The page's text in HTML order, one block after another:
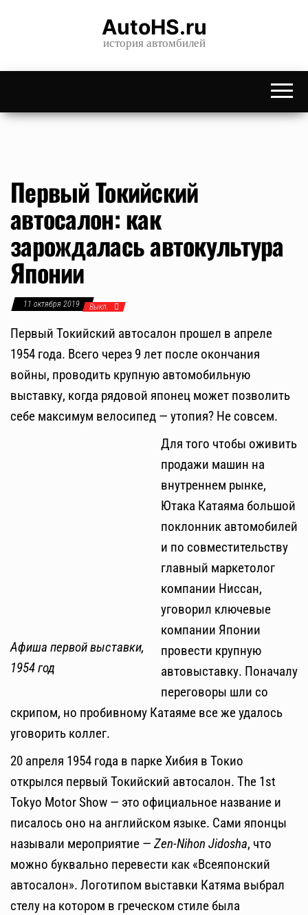
content
AutoHS.ru
история автомбилей
Первый Токийский
автосалон: как
зарождалась автокультура
Японии
11 октября 2019 Выкл.
Первый Токийский автосалон прошел в апреле
1954 года. Всего через 9 лет после окончания
войны, проводить крупную автомобильную
выставку, когда рядовой японец может позволить
себе максимум велосипед — утопия? Не совсем.
Афиша первой выставки,
1954 год
Для того чтобы оживить
продажи машин на
внутреннем рынке,
Ютака Катаяма большой
поклонник автомобилей
и по совместительству
главный маркетолог
компании Ниссан,
уговорил ключевые
компании Японии
провести крупную
автовыставку. Поначалу
переговоры шли со
скрипом, но пробивному Катаяме все же удалось
уговорить коллег.
20 апреля 1954 года в парке Хибия в Токио
открылся первый Токийский автосалон. The 1st
Tokyo Motor Show — это официальное название и
писалось оно на английском языке. Сами японцы
называли мероприятие — Zen-Nihon Jidosha, что
можно буквально перевести как «Всеяпонский
автосалон». Логотипом выставки Катяма выбрал
стелу на котором в греческом стиле была